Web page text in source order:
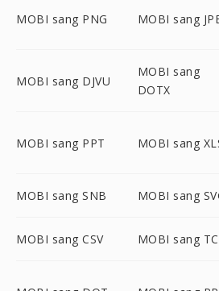
MOBI sang PNG MOBI sang
MOBI sang DJVU
MOBI sang
DOTX
MOBI sang PPT MOBI sang
MOBI sang SNB MOBI sang
MOBI sang CSV MOBI sang